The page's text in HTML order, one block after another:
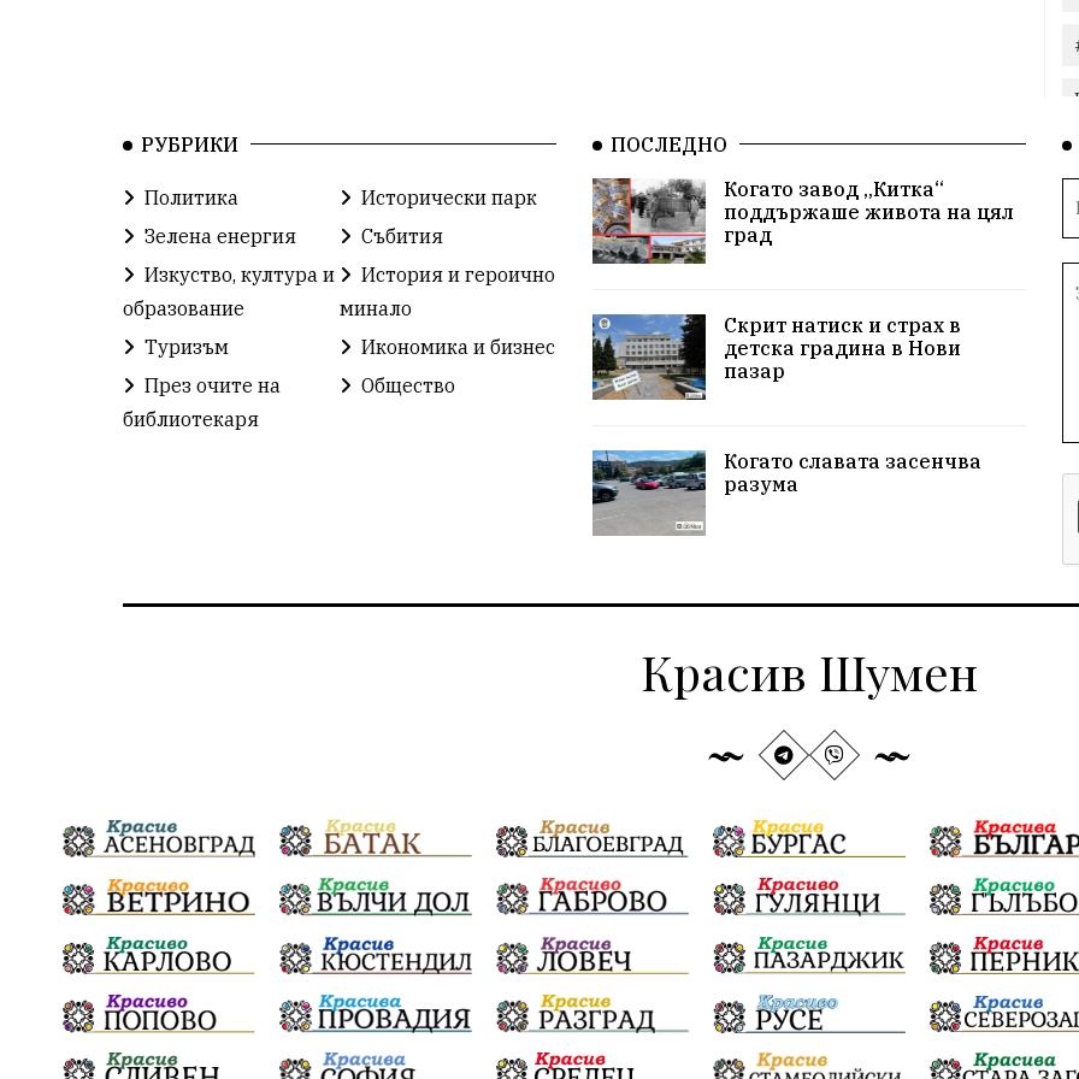
РУБРИКИ
Политика
Исторически парк
Зелена енергия
Събития
Изкуство, култура и
образование
История и героично
минало
Туризъм
Икономика и бизнес
През очите на
библиотекаря
Общество
ПОСЛЕДНО
Когато завод „Китка“
поддържаше живота на цял
град
Скрит натиск и страх в
детска градина в Нови
пазар
Когато славата засенчва
разума
Красив Шумен